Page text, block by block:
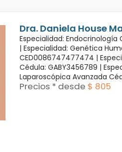
Dra. Daniela House
Especialidad: Endocrinología
| Especialidad: Genética
CED0086747477474 |
Cédula: GABY3456789 |
Laparoscópica Avanzada
Precios * desde $ 805